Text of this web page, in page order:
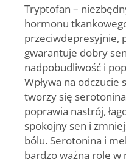
Tryptofan –
hormonu
przeciwdepresyjnie,
gwarantuje dobry
nadpobudliwość i
Wpływa na
tworzy się
poprawia nastrój,
spokojny sen i
bólu. Serotonina i
bardzo ważną rolę w